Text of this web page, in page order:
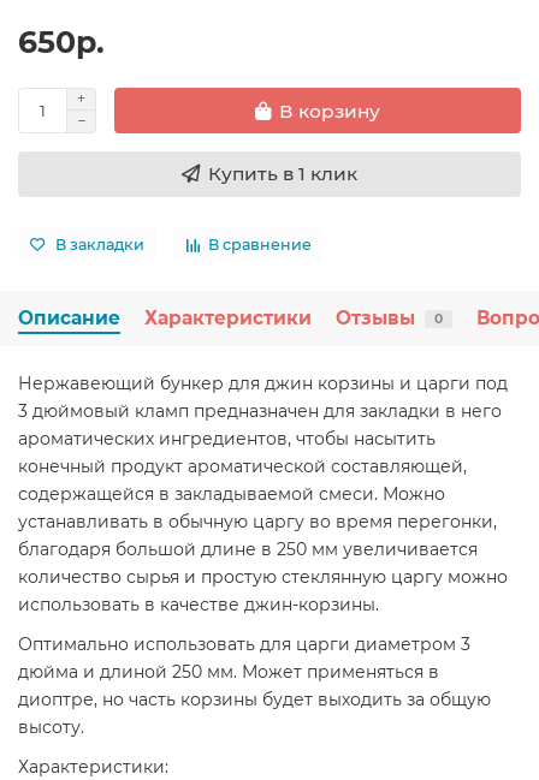
650р.
В корзину
Купить в 1 клик
В закладки В сравнение
Описание Характеристики Отзывы 0
Нержавеющий бункер для джин корзины и царги под
3 дюймовый кламп предназначен для закладки в него
ароматических ингредиентов, чтобы насытить
конечный продукт ароматической составляющей,
содержащейся в закладываемой смеси. Можно
устанавливать в обычную царгу во время перегонки,
благодаря большой длине в 250 мм увеличивается
количество сырья и простую стеклянную царгу можно
использовать в качестве джин-корзины.
Оптимально использовать для царги диаметром 3
дюйма и длиной 250 мм. Может применяться в
диоптре, но часть корзины будет выходить за общую
высоту.
Характеристики: